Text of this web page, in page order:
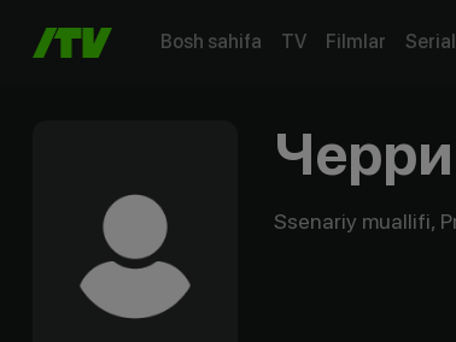
Bosh sahifa TV Filmlar
Ssenariy muallifi,